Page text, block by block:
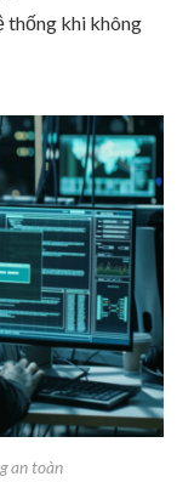
thống khi không
an toàn